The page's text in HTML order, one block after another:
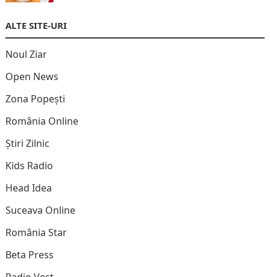
ALTE SITE-URI
Noul Ziar
Open News
Zona Popești
România Online
Știri Zilnic
Kids Radio
Head Idea
Suceava Online
România Star
Beta Press